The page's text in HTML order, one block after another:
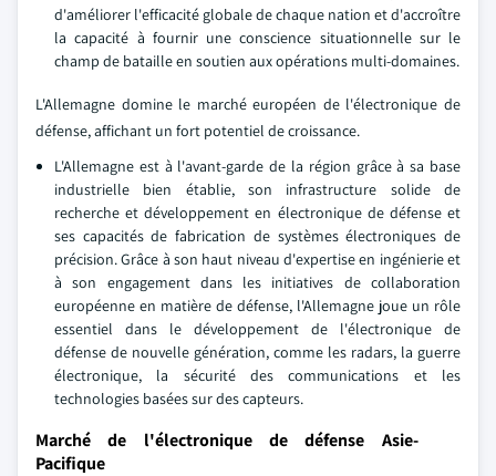
d'améliorer l'efficacité globale de chaque nation et d'accroître
la capacité à fournir une conscience situationnelle sur le
champ de bataille en soutien aux opérations multi-domaines.
L'Allemagne domine le marché européen de l'électronique de
défense, affichant un fort potentiel de croissance.
L'Allemagne est à l'avant-garde de la région grâce à sa base
industrielle bien établie, son infrastructure solide de
recherche et développement en électronique de défense et
ses capacités de fabrication de systèmes électroniques de
précision. Grâce à son haut niveau d'expertise en ingénierie et
à son engagement dans les initiatives de collaboration
européenne en matière de défense, l'Allemagne joue un rôle
essentiel dans le développement de l'électronique de
défense de nouvelle génération, comme les radars, la guerre
électronique, la sécurité des communications et les
technologies basées sur des capteurs.
Marché de l'électronique de défense Asie-
Pacifique